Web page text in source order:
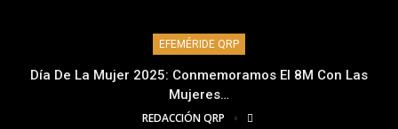
EFEMÉRIDE QRP
Día De La Mujer 2025: Conmemoramos El 8M Con Las
Mujeres…
REDACCIÓN QRP